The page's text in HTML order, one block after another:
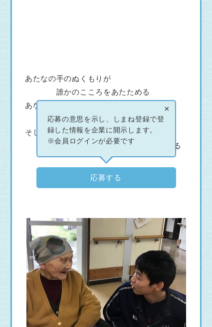
あたなの手のぬくもりが
誰かのこころをあたためる
あなたの心のぬくもりが
誰かの暮らしをあたためる
そして いつの間にか
誰かにあなたがあたためられている
応募する
×
応募の意思を示し、しまね登録で登
録した情報を企業に開示します。
※会員ログインが必要です